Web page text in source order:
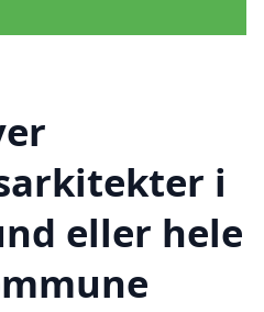
i
eller hele